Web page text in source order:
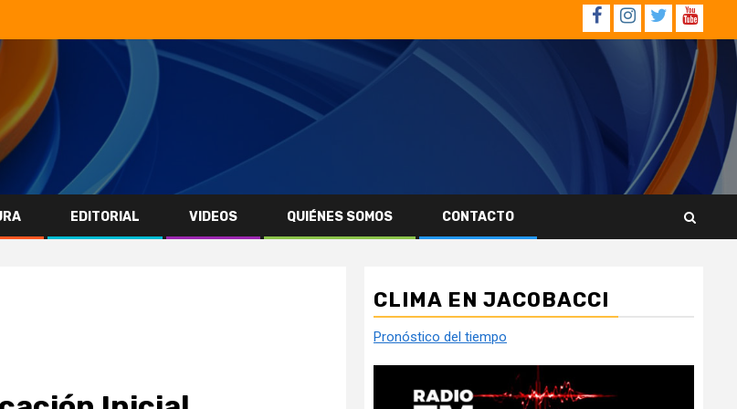
Facebook
Instagram
Twitter
EDITORIAL VIDEOS QUIÉNES SOMOS CONTACTO
CLIMA EN JACOBACCI
Pronóstico del tiempo